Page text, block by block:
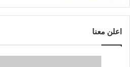
اعلن معنا